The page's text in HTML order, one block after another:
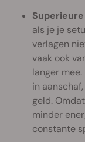
als je je
verlagen
vaak ook
langer
in
geld.
minder
constante